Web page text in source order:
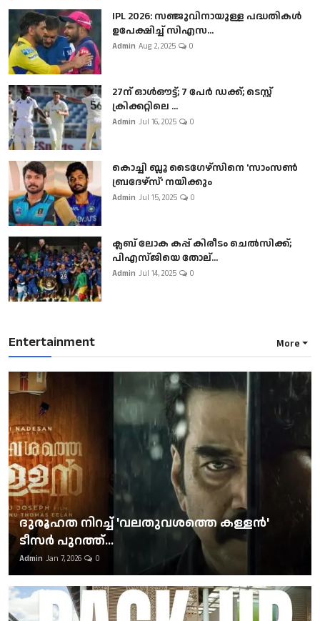
IPL 2026: സഞ്ജുവിനായുള്ള പദ്ധതികൾ
ഉപേക്ഷിച്ച് സിഎസ...
Admin Aug 2, 2025 0
27ന് ഓൾഔട്ട്; 7 പേർ ഡക്ക്; ടെസ്റ്റ്
ക്രിക്കറ്റിലെ ...
Admin Jul 16, 2025 0
കൊച്ചി ബ്ലൂ ടൈഗേഴ്സിനെ 'സാംസൺ
ബ്രദേഴ്സ്' നയിക്കും
Admin Jul 15, 2025 0
ക്ലബ് ലോക കപ്പ് കിരീടം ചെല്‍സിക്ക്;
പിഎസ്ജിയെ തോല്...
Admin Jul 14, 2025 0
Entertainment More
ദുരൂഹത നിറച്ച് 'വലതുവശത്തെ കള്ളന്‍'
ടീസര്‍ പുറത്ത്...
Admin Jan 7, 2026 0